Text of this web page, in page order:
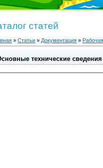
статей
» Статьи » Документация »
технические